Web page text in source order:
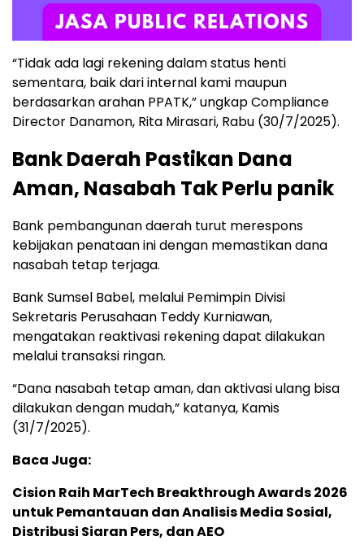
“Tidak ada lagi rekening dalam status henti
sementara, baik dari internal kami maupun
berdasarkan arahan PPATK,” ungkap Compliance
Director Danamon, Rita Mirasari, Rabu (30/7/2025).
Bank Daerah Pastikan Dana
Aman, Nasabah Tak Perlu panik
Bank pembangunan daerah turut merespons
kebijakan penataan ini dengan memastikan dana
nasabah tetap terjaga.
Bank Sumsel Babel, melalui Pemimpin Divisi
Sekretaris Perusahaan Teddy Kurniawan,
mengatakan reaktivasi rekening dapat dilakukan
melalui transaksi ringan.
“Dana nasabah tetap aman, dan aktivasi ulang bisa
dilakukan dengan mudah,” katanya, Kamis
(31/7/2025).
Baca Juga:
Cision Raih MarTech Breakthrough Awards 2026
untuk Pemantauan dan Analisis Media Sosial,
Distribusi Siaran Pers, dan AEO